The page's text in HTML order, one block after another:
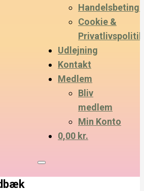
Cookie &
Privatlivspolitik
Udlejning
Kontakt
Medlem
Bliv
medlem
Min Konto
0,00 kr.